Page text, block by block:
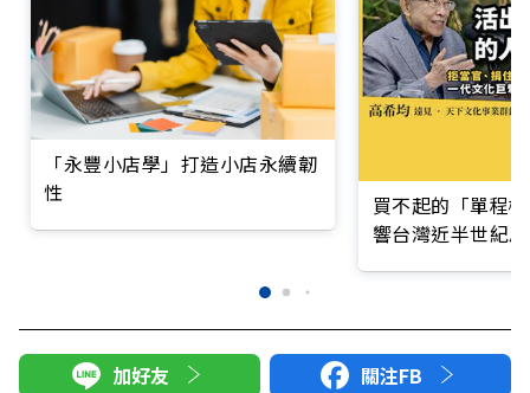
「永豐小店學」打造小店永續韌
性
買不起的「單程
響台灣近半世紀
加好友 關注FB